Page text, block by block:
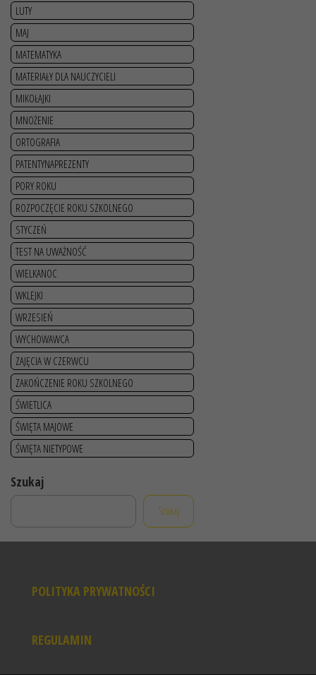
LUTY
MAJ
MATEMATYKA
MATERIAŁY DLA NAUCZYCIELI
MIKOŁAJKI
MNOŻENIE
ORTOGRAFIA
PATENTYNAPREZENTY
PORY ROKU
ROZPOCZĘCIE ROKU SZKOLNEGO
STYCZEŃ
TEST NA UWAŻNOŚĆ
WIELKANOC
WKLEJKI
WRZESIEŃ
WYCHOWAWCA
ZAJĘCIA W CZERWCU
ZAKOŃCZENIE ROKU SZKOLNEGO
ŚWIETLICA
ŚWIĘTA MAJOWE
ŚWIĘTA NIETYPOWE
Szukaj
Szukaj
POLITYKA PRYWATNOŚCI
REGULAMIN